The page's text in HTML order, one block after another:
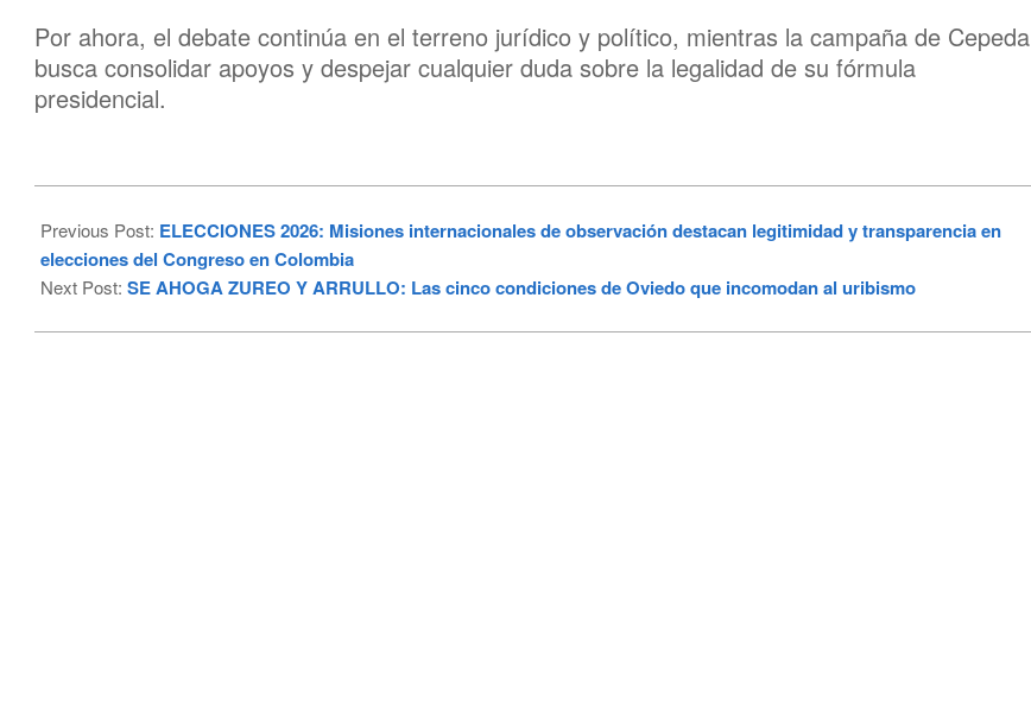
Por ahora, el debate continúa en el terreno jurídico y político, mientras la campaña de Cepeda
busca consolidar apoyos y despejar cualquier duda sobre la legalidad de su fórmula
presidencial.
03-
11
Previous Post: ELECCIONES 2026: Misiones internacionales de observación destacan legitimidad y transparencia en
elecciones del Congreso en Colombia
Next Post: SE AHOGA ZUREO Y ARRULLO: Las cinco condiciones de Oviedo que incomodan al uribismo